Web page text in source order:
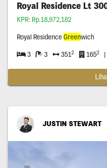
Royal Residence Lt
KPR: Rp.18,972,182
Royal ResidenceGreenwich
3 3 3512 1652
JUSTIN STEWART